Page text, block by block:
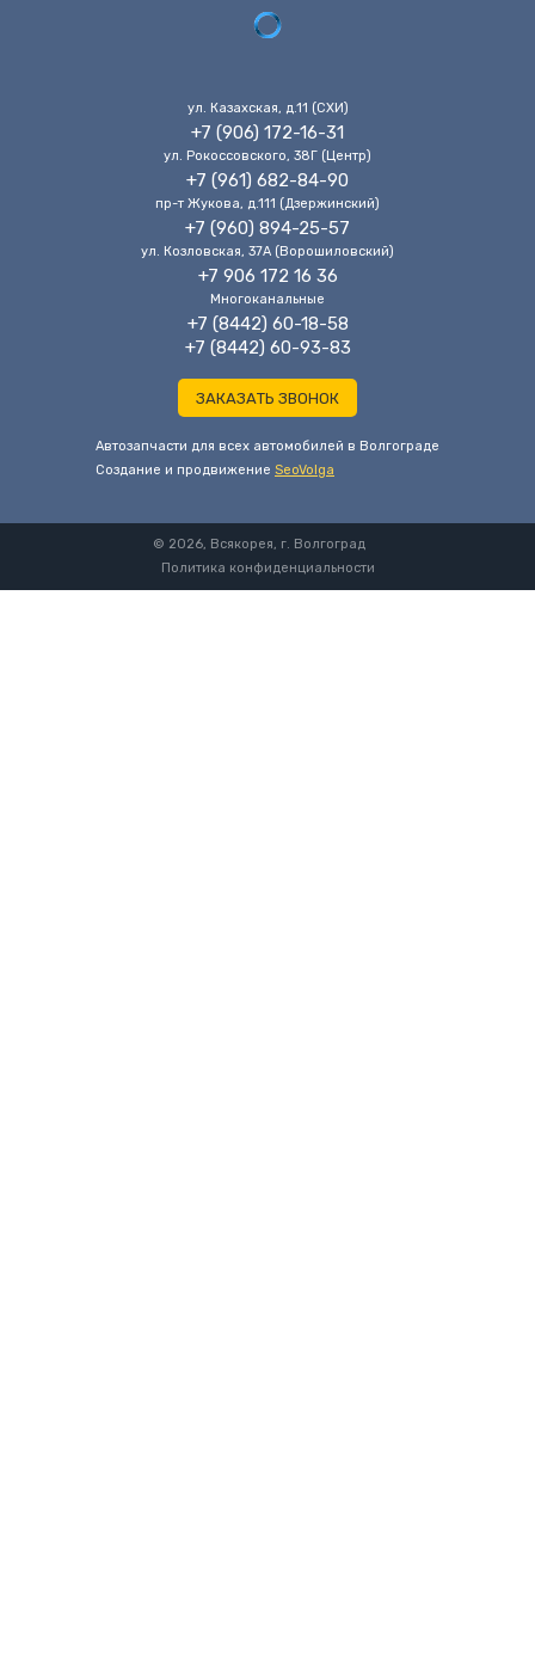
Автозапчасти для всех автомобилей в Волгограде
Cоздание и продвижение SeoVolga
ул. Казахская, д.11 (CХИ)
+7 (906) 172-16-31
ул. Рокоссовского, 38Г (Центр)
+7 (961) 682-84-90
пр-т Жукова, д.111 (Дзержинский)
+7 (960) 894-25-57
ул. Козловская, 37А (Ворошиловский)
+7 906 172 16 36
Многоканальные
+7 (8442) 60-18-58
+7 (8442) 60-93-83
ЗАКАЗАТЬ ЗВОНОК
© 2026, Всякорея, г. Волгоград
Политика конфиденциальности